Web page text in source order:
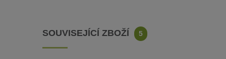
SOUVISEJÍCÍ ZBOŽÍ 5